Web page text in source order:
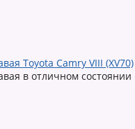
Toyota Camry VIII (XV70)
в отличном состоянии